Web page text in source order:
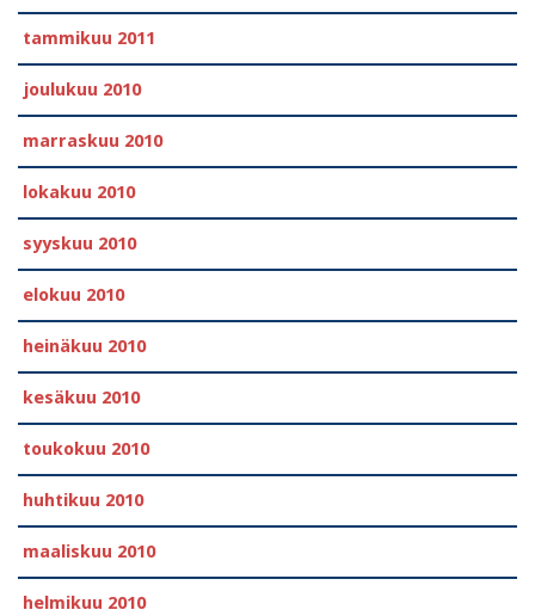
tammikuu 2011
joulukuu 2010
marraskuu 2010
lokakuu 2010
syyskuu 2010
elokuu 2010
heinäkuu 2010
kesäkuu 2010
toukokuu 2010
huhtikuu 2010
maaliskuu 2010
helmikuu 2010